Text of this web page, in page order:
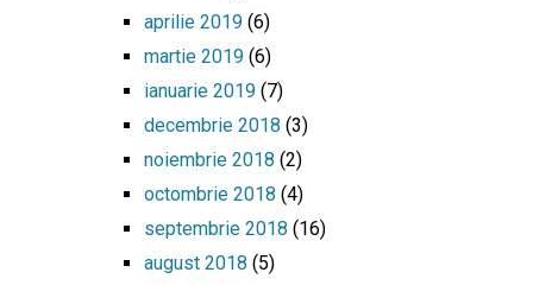
aprilie 2019(6)
martie 2019(6)
ianuarie 2019(7)
decembrie 2018 (3)
noiembrie 2018 (2)
octombrie 2018 (4)
septembrie 2018 (16)
august 2018 (5)